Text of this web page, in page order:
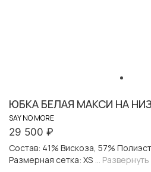
ЮБКА БЕЛАЯ МАКСИ НА
SAY NO MORE
29 500 ₽
Состав: 41% Вискоза, 57%
Размерная сетка: XS
... Развернуть